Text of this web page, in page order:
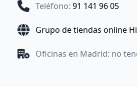
Teléfono: 91 141 96 05
Grupo de tiendas online
Oficinas en Madrid: no